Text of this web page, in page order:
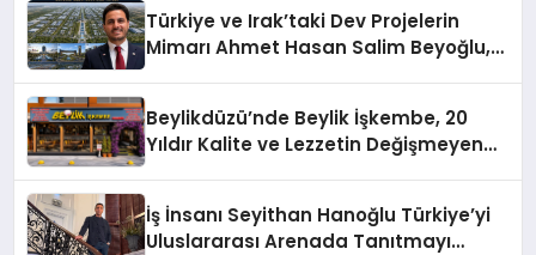
Türkiye ve Irak’taki Dev Projelerin
Mimarı Ahmet Hasan Salim Beyoğlu,
Hayata Geçirecek
Beylikdüzü’nde Beylik İşkembe, 20
Yıldır Kalite ve Lezzetin Değişmeyen
İş İnsanı Seyithan Hanoğlu Türkiye’yi
Uluslararası Arenada Tanıtmayı